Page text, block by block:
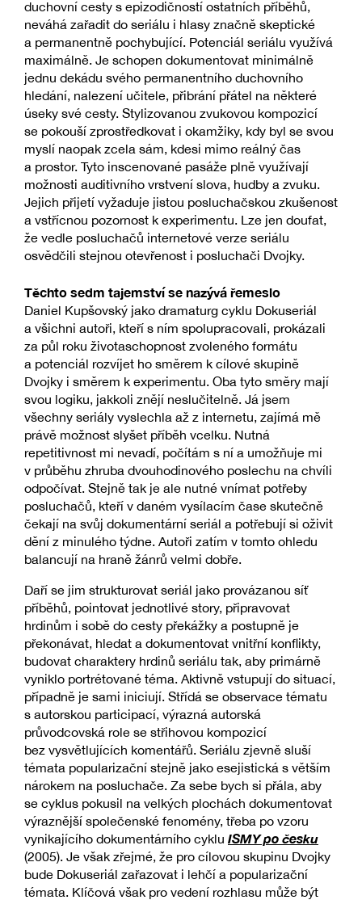
duchovní cesty s epizodičností ostatních příběhů,
neváhá zařadit do seriálu i hlasy značně skeptické
a permanentně pochybující. Potenciál seriálu využívá
maximálně. Je schopen dokumentovat minimálně
jednu dekádu svého permanentního duchovního
hledání, nalezení učitele, přibrání přátel na některé
úseky své cesty. Stylizovanou zvukovou kompozicí
se pokouší zprostředkovat i okamžiky, kdy byl se svou
myslí naopak zcela sám, kdesi mimo reálný čas
a prostor. Tyto inscenované pasáže plně využívají
možnosti auditivního vrstvení slova, hudby a zvuku.
Jejich přijetí vyžaduje jistou posluchačskou zkušenost
a vstřícnou pozornost k experimentu. Lze jen doufat,
že vedle posluchačů internetové verze seriálu
osvědčili stejnou otevřenost i posluchači Dvojky.
Těchto sedm tajemství se nazývá řemeslo
Daniel Kupšovský jako dramaturg cyklu Dokuseriál
a všichni autoři, kteří s ním spolupracovali, prokázali
za půl roku životaschopnost zvoleného formátu
a potenciál rozvíjet ho směrem k cílové skupině
Dvojky i směrem k experimentu. Oba tyto směry mají
svou logiku, jakkoli znějí neslučitelně. Já jsem
všechny seriály vyslechla až z internetu, zajímá mě
právě možnost slyšet příběh vcelku. Nutná
repetitivnost mi nevadí, počítám s ní a umožňuje mi
v průběhu zhruba dvouhodinového poslechu na chvíli
odpočívat. Stejně tak je ale nutné vnímat potřeby
posluchačů, kteří v daném vysílacím čase skutečně
čekají na svůj dokumentární seriál a potřebují si oživit
dění z minulého týdne. Autoři zatím v tomto ohledu
balancují na hraně žánrů velmi dobře.
Daří se jim strukturovat seriál jako provázanou síť
příběhů, pointovat jednotlivé story, připravovat
hrdinům i sobě do cesty překážky a postupně je
překonávat, hledat a dokumentovat vnitřní konflikty,
budovat charaktery hrdinů seriálu tak, aby primárně
vyniklo portrétované téma. Aktivně vstupují do situací,
případně je sami iniciují. Střídá se observace tématu
s autorskou participací, výrazná autorská
průvodcovská role se střihovou kompozicí
bez vysvětlujících komentářů. Seriálu zjevně sluší
témata popularizační stejně jako esejistická s větším
nárokem na posluchače. Za sebe bych si přála, aby
se cyklus pokusil na velkých plochách dokumentovat
výraznější společenské fenomény, třeba po vzoru
vynikajícího dokumentárního cyklu ISMY po česku
(2005). Je však zřejmé, že pro cílovou skupinu Dvojky
bude Dokuseriál zařazovat i lehčí a popularizační
témata. Klíčová však pro vedení rozhlasu může být